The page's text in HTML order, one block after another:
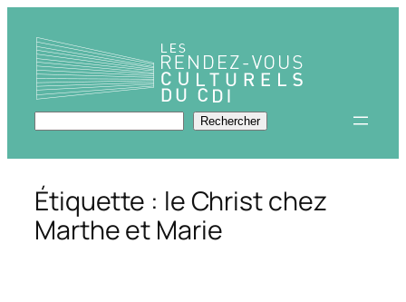
contenu
Rechercher Rechercher
Étiquette : le Christ chez
Marthe et Marie